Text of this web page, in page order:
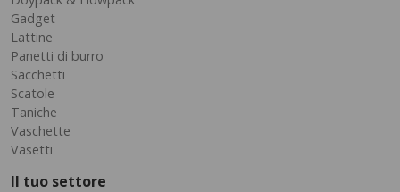
Gadget
Lattine
Panetti di burro
Sacchetti
Scatole
Taniche
Vaschette
Vasetti
Il tuo settore